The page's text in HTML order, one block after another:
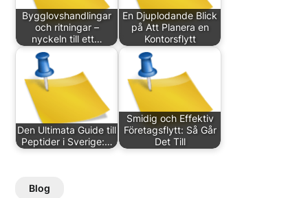
Bygglovshandlingar
och ritningar –
nyckeln till ett…
En Djuplodande Blick
på Att Planera en
Kontorsflytt
Den Ultimata Guide till
Peptider i Sverige:…
Smidig och Effektiv
Företagsflytt: Så Går
Det Till
Blog